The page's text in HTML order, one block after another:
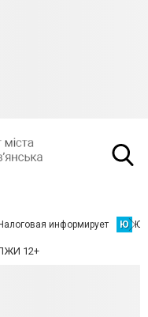
Налоговая информирует Ю
12+